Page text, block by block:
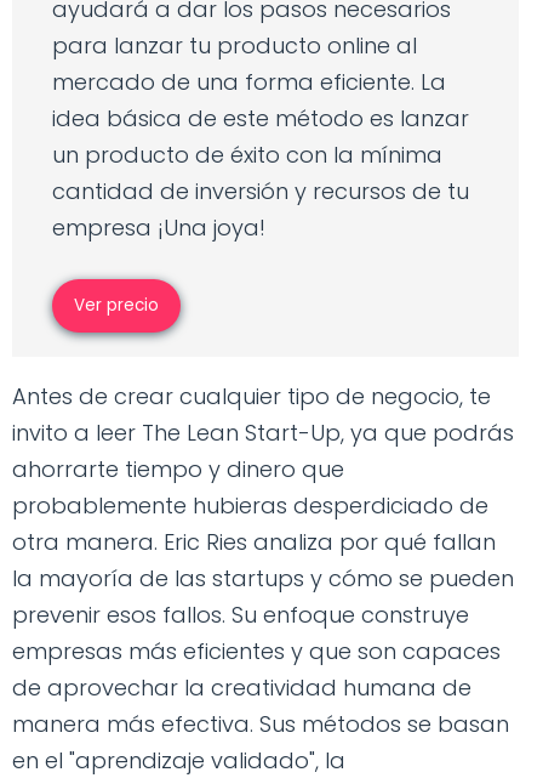
ayudará a dar los pasos necesarios
para lanzar tu producto online al
mercado de una forma eficiente. La
idea básica de este método es lanzar
un producto de éxito con la mínima
cantidad de inversión y recursos de tu
empresa ¡Una joya!
Ver precio
Antes de crear cualquier tipo de negocio, te
invito a leer The Lean Start-Up, ya que podrás
ahorrarte tiempo y dinero que
probablemente hubieras desperdiciado de
otra manera. Eric Ries analiza por qué fallan
la mayoría de las startups y cómo se pueden
prevenir esos fallos. Su enfoque construye
empresas más eficientes y que son capaces
de aprovechar la creatividad humana de
manera más efectiva. Sus métodos se basan
en el "aprendizaje validado", la